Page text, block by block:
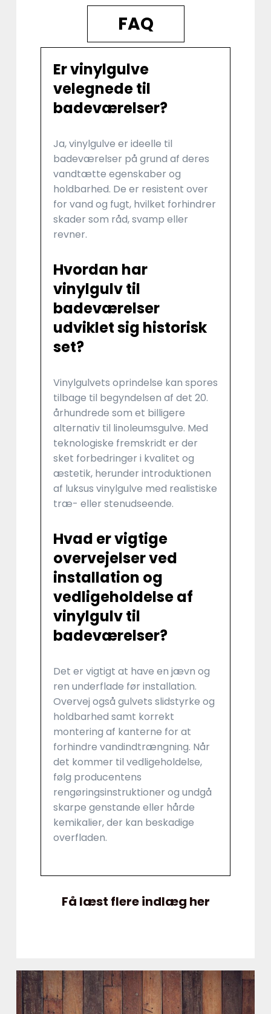
FAQ
Er vinylgulve
velegnede til
badeværelser?
Ja, vinylgulve er ideelle til
badeværelser på grund af deres
vandtætte egenskaber og
holdbarhed. De er resistent over
for vand og fugt, hvilket forhindrer
skader som råd, svamp eller
revner.
Hvordan har
vinylgulv til
badeværelser
udviklet sig historisk
set?
Vinylgulvets oprindelse kan spores
tilbage til begyndelsen af det 20.
århundrede som et billigere
alternativ til linoleumsgulve. Med
teknologiske fremskridt er der
sket forbedringer i kvalitet og
æstetik, herunder introduktionen
af luksus vinylgulve med realistiske
træ- eller stenudseende.
Hvad er vigtige
overvejelser ved
installation og
vedligeholdelse af
vinylgulv til
badeværelser?
Det er vigtigt at have en jævn og
ren underflade før installation.
Overvej også gulvets slidstyrke og
holdbarhed samt korrekt
montering af kanterne for at
forhindre vandindtrængning. Når
det kommer til vedligeholdelse,
følg producentens
rengøringsinstruktioner og undgå
skarpe genstande eller hårde
kemikalier, der kan beskadige
overfladen.
Få læst flere indlæg her